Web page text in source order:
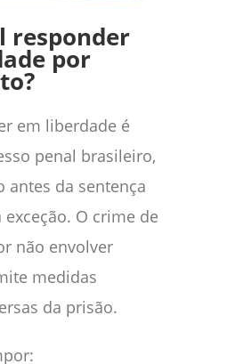
responder
por
em liberdade é
penal brasileiro,
antes da sentença
O crime de
não envolver
medidas
da prisão.